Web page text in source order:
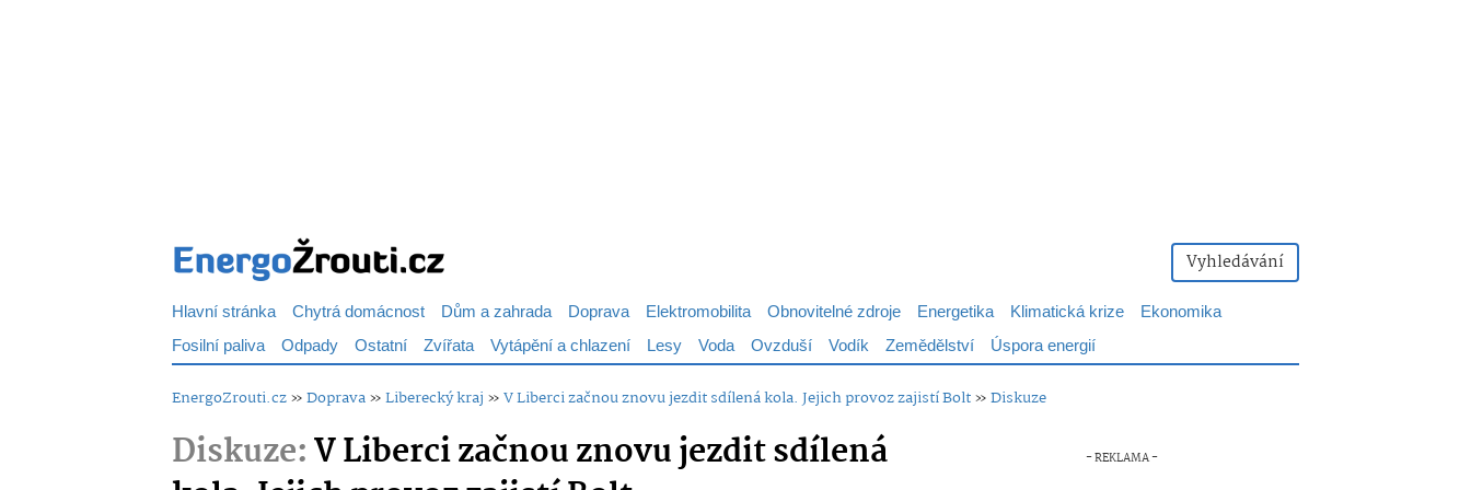
Vyhledávání
Hlavní stránka Chytrá domácnost Dům a zahrada Doprava Elektromobilita Obnovitelné zdroje Energetika Klimatická krize
Ekonomika
Fosilní paliva Odpady Ostatní Zvířata Vytápění a chlazení Lesy Voda Ovzduší Vodík Zemědělství Úspora energií
EnergoZrouti.cz»Doprava»Liberecký kraj »V Liberci začnou znovu jezdit sdílená kola. Jejich provoz zajistí Bolt»Diskuze
Diskuze:V Liberci začnou znovu jezdit sdílená